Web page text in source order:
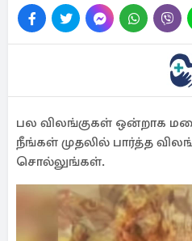
பல விலங்குகள் ஒன்றாக
நீங்கள் முதலில் பார்த்த
சொல்லுங்கள்.